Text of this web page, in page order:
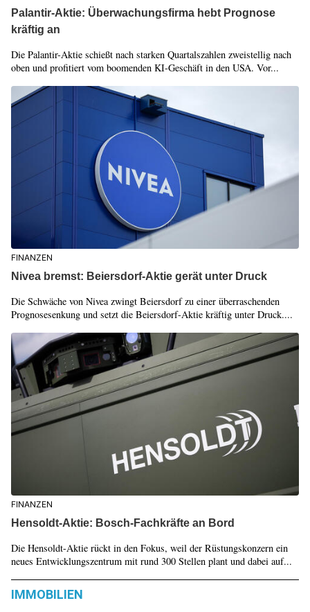
Palantir-Aktie: Überwachungsfirma hebt Prognose
kräftig an
Die Palantir-Aktie schießt nach starken Quartalszahlen zweistellig nach
oben und profitiert vom boomenden KI-Geschäft in den USA. Vor...
FINANZEN
Nivea bremst: Beiersdorf-Aktie gerät unter Druck
Die Schwäche von Nivea zwingt Beiersdorf zu einer überraschenden
Prognosesenkung und setzt die Beiersdorf-Aktie kräftig unter Druck....
FINANZEN
Hensoldt-Aktie: Bosch-Fachkräfte an Bord
Die Hensoldt-Aktie rückt in den Fokus, weil der Rüstungskonzern ein
neues Entwicklungszentrum mit rund 300 Stellen plant und dabei auf...
IMMOBILIEN